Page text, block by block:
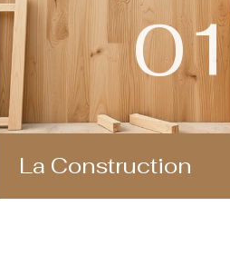
La Construction